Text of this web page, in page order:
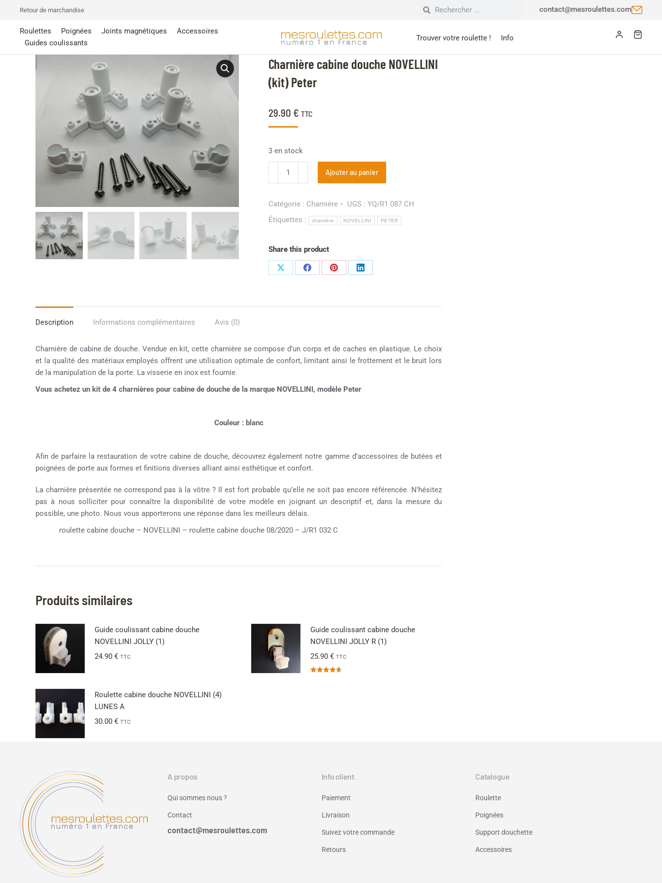
Retour de marchandise contact@mesroulettes.com
Roulettes Poignées Joints magnétiques
Accessoires
Guides coulissants
Trouver votre roulette ! Info
Charnière cabine douche NOVELLINI
(kit) Peter
29.90 € TTC
3 en stock
Ajouter au panier
Catégorie : Charnière UGS : YQ/R1 087 CH
Étiquettes :
charnière NOVELLINI PETER
Share this product
Description Informations complémentaires Avis (0)
Charnière de cabine de douche. Vendue en kit, cette charnière se compose d’un corps et de caches en plastique. Le choix
et la qualité des matériaux employés offrent une utilisation optimale de confort, limitant ainsi le frottement et le bruit lors
de la manipulation de la porte. La visserie en inox est fournie.
Vous achetez un kit de 4 charnières pour cabine de douche de la marque NOVELLINI, modèle Peter
Couleur : blanc
Afin de parfaire la restauration de votre cabine de douche, découvrez également notre gamme d’accessoires de butées et
poignées de porte aux formes et finitions diverses alliant ainsi esthétique et confort.
La charnière présentée ne correspond pas à la vôtre ? Il est fort probable qu’elle ne soit pas encore référencée. N’hésitez
pas à nous solliciter pour connaître la disponibilité de votre modèle en joignant un descriptif et, dans la mesure du
possible, une photo. Nous vous apporterons une réponse dans les meilleurs délais.
roulette cabine douche – NOVELLINI – roulette cabine douche 08/2020 – J/R1 032 C
Produits similaires
Guide coulissant cabine douche
NOVELLINI JOLLY (1)
24.90 € TTC
Guide coulissant cabine douche
NOVELLINI JOLLY R (1)
25.90 € TTC
Roulette cabine douche NOVELLINI (4)
LUNES A
30.00 € TTC
A propos
Qui sommes nous ?
Contact
contact@mesroulettes.com
Info client
Paiement
Livraison
Suivez votre commande
Retours
Catalogue
Roulette
Poignées
Support douchette
Accessoires